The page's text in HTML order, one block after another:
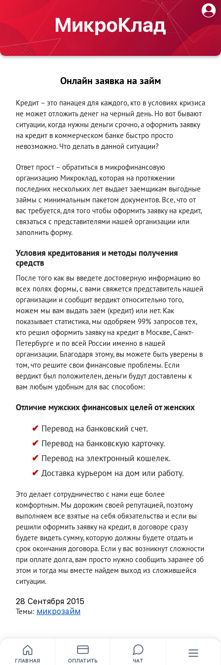
ГЛАВНАЯ ОПЛАТИТЬ ЧАТ
Онлайн заявка на займ
Кредит – это панацея для каждого, кто в условиях кризиса
не может отложить денег на черный день. Но вот бывают
ситуации, когда нужны деньги срочно, а оформить заявку
на кредит в коммерческом банке быстро просто
невозможно. Что делать в данной ситуации?
Ответ прост – обратиться в микрофинансовую
организацию Микроклад, которая на протяжении
последних нескольких лет выдает заемщикам выгодные
займы с минимальным пакетом документов. Все, что от
вас требуется, для того чтобы оформить заявку на кредит,
связаться с представителями нашей организации или
заполнить форму.
Условия кредитования и методы получения
средств
После того как вы введете достоверную информацию во
всех полях формы, с вами свяжется представитель нашей
организации и сообщит вердикт относительно того,
можем мы вам выдать заём (кредит) или нет. Как
показывает статистика, мы одобряем 99% запросов тех,
кто решил оформить заявку на кредит в Москве, Санкт-
Петербурге и по всей России именно в нашей
организации. Благодаря этому, вы можете быть уверены в
том, что решите свои финансовые проблемы. Если
вердикт был положителен, деньги будут доставлены к
вам любым удобным для вас способом:
Отличие мужских финансовых целей от женских
Перевод на банковский счет.
Перевод на банковскую карточку.
Перевод на электронный кошелек.
Доставка курьером на дом или работу.
Это делает сотрудничество с нами еще более
комфортным. Мы дорожим своей репутацией, поэтому
выполняем все взятые на себя обязательства и если вы
решили оформить заявку на кредит, в договоре сразу
будете видеть сумму, которую должны будете отдать и
срок окончания договора. Если у вас возникнут сложности
при оплате долга, вам просто нужно сообщить заранее об
этом и тогда мы вместе найдем выход из сложившейся
ситуации.
28 Сентября 2015
Темы: микрозайм